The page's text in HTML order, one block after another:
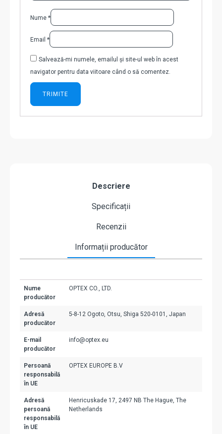
Nume *
Email *
Salvează-mi numele, emailul și site-ul web în acest
navigator pentru data viitoare când o să comentez.
Descriere
Specificații
Recenzii
Informații producător
Nume
producător
OPTEX CO., LTD.
Adresă
producător
5-8-12 Ogoto, Otsu, Shiga 520-0101, Japan
E-mail
producător
info@optex.eu
Persoană
responsabilă
în UE
OPTEX EUROPE B.V
Adresă
persoană
responsabilă
în UE
Henricuskade 17, 2497 NB The Hague, The
Netherlands